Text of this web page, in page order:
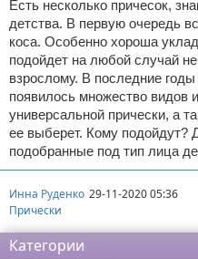
Есть несколько причесок,
детства. В первую очередь
коса. Особенно хороша
подойдет на любой случай
взрослому. В последние
появилось множество видов
универсальной прически, а
ее выберет. Кому подойдут?
подобранные под тип лица
Инна Руденко 29-11-2020 05:36
Прически
Категории